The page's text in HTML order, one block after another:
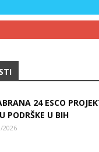
24 ESCO
PODRŠKE U BIH
2026